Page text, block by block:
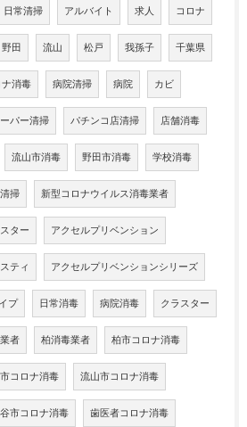
日常清掃 アルバイト 求人 コロナ
野田 流山 松戸 我孫子 千葉県
ナ消毒 病院清掃 病院 カビ
パー清掃 パチンコ店清掃 店舗消毒
流山市消毒 野田市消毒 学校消毒
掃 新型コロナウイルス消毒業者
ター アクセルプリベンション
ティ アクセルプリベンションシリーズ
プ 日常消毒 病院消毒 クラスター
者 柏消毒業者 柏市コロナ消毒
コロナ消毒 流山市コロナ消毒
市コロナ消毒 歯医者コロナ消毒